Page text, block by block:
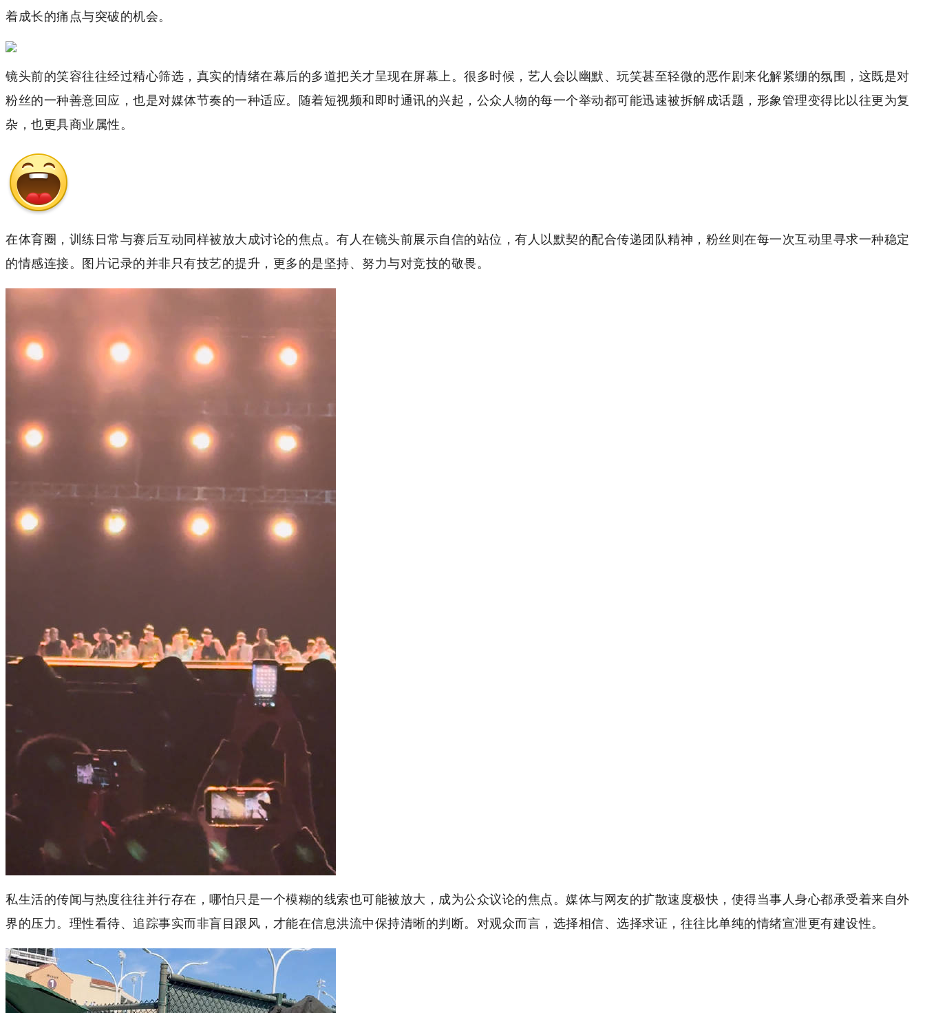
着成长的痛点与突破的机会。
镜头前的笑容往往经过精心筛选，真实的情绪在幕后的多道把关才呈现在屏幕上。很多时候，艺人会以幽默、玩笑甚至轻微的恶作剧来化解紧绷的氛围，这既是对
粉丝的一种善意回应，也是对媒体节奏的一种适应。随着短视频和即时通讯的兴起，公众人物的每一个举动都可能迅速被拆解成话题，形象管理变得比以往更为复
杂，也更具商业属性。
在体育圈，训练日常与赛后互动同样被放大成讨论的焦点。有人在镜头前展示自信的站位，有人以默契的配合传递团队精神，粉丝则在每一次互动里寻求一种稳定
的情感连接。图片记录的并非只有技艺的提升，更多的是坚持、努力与对竞技的敬畏。
私生活的传闻与热度往往并行存在，哪怕只是一个模糊的线索也可能被放大，成为公众议论的焦点。媒体与网友的扩散速度极快，使得当事人身心都承受着来自外
界的压力。理性看待、追踪事实而非盲目跟风，才能在信息洪流中保持清晰的判断。对观众而言，选择相信、选择求证，往往比单纯的情绪宣泄更有建设性。